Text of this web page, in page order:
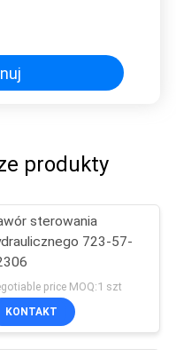
zawór
zaworu
produkty
sterowania
723-57-
price MOQ:1 szt
KONTAKT